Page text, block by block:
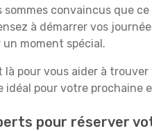
sommes convaincus que
à démarrer vos
un moment spécial.
là pour vous aider à
idéal pour votre prochaine
pour réserver